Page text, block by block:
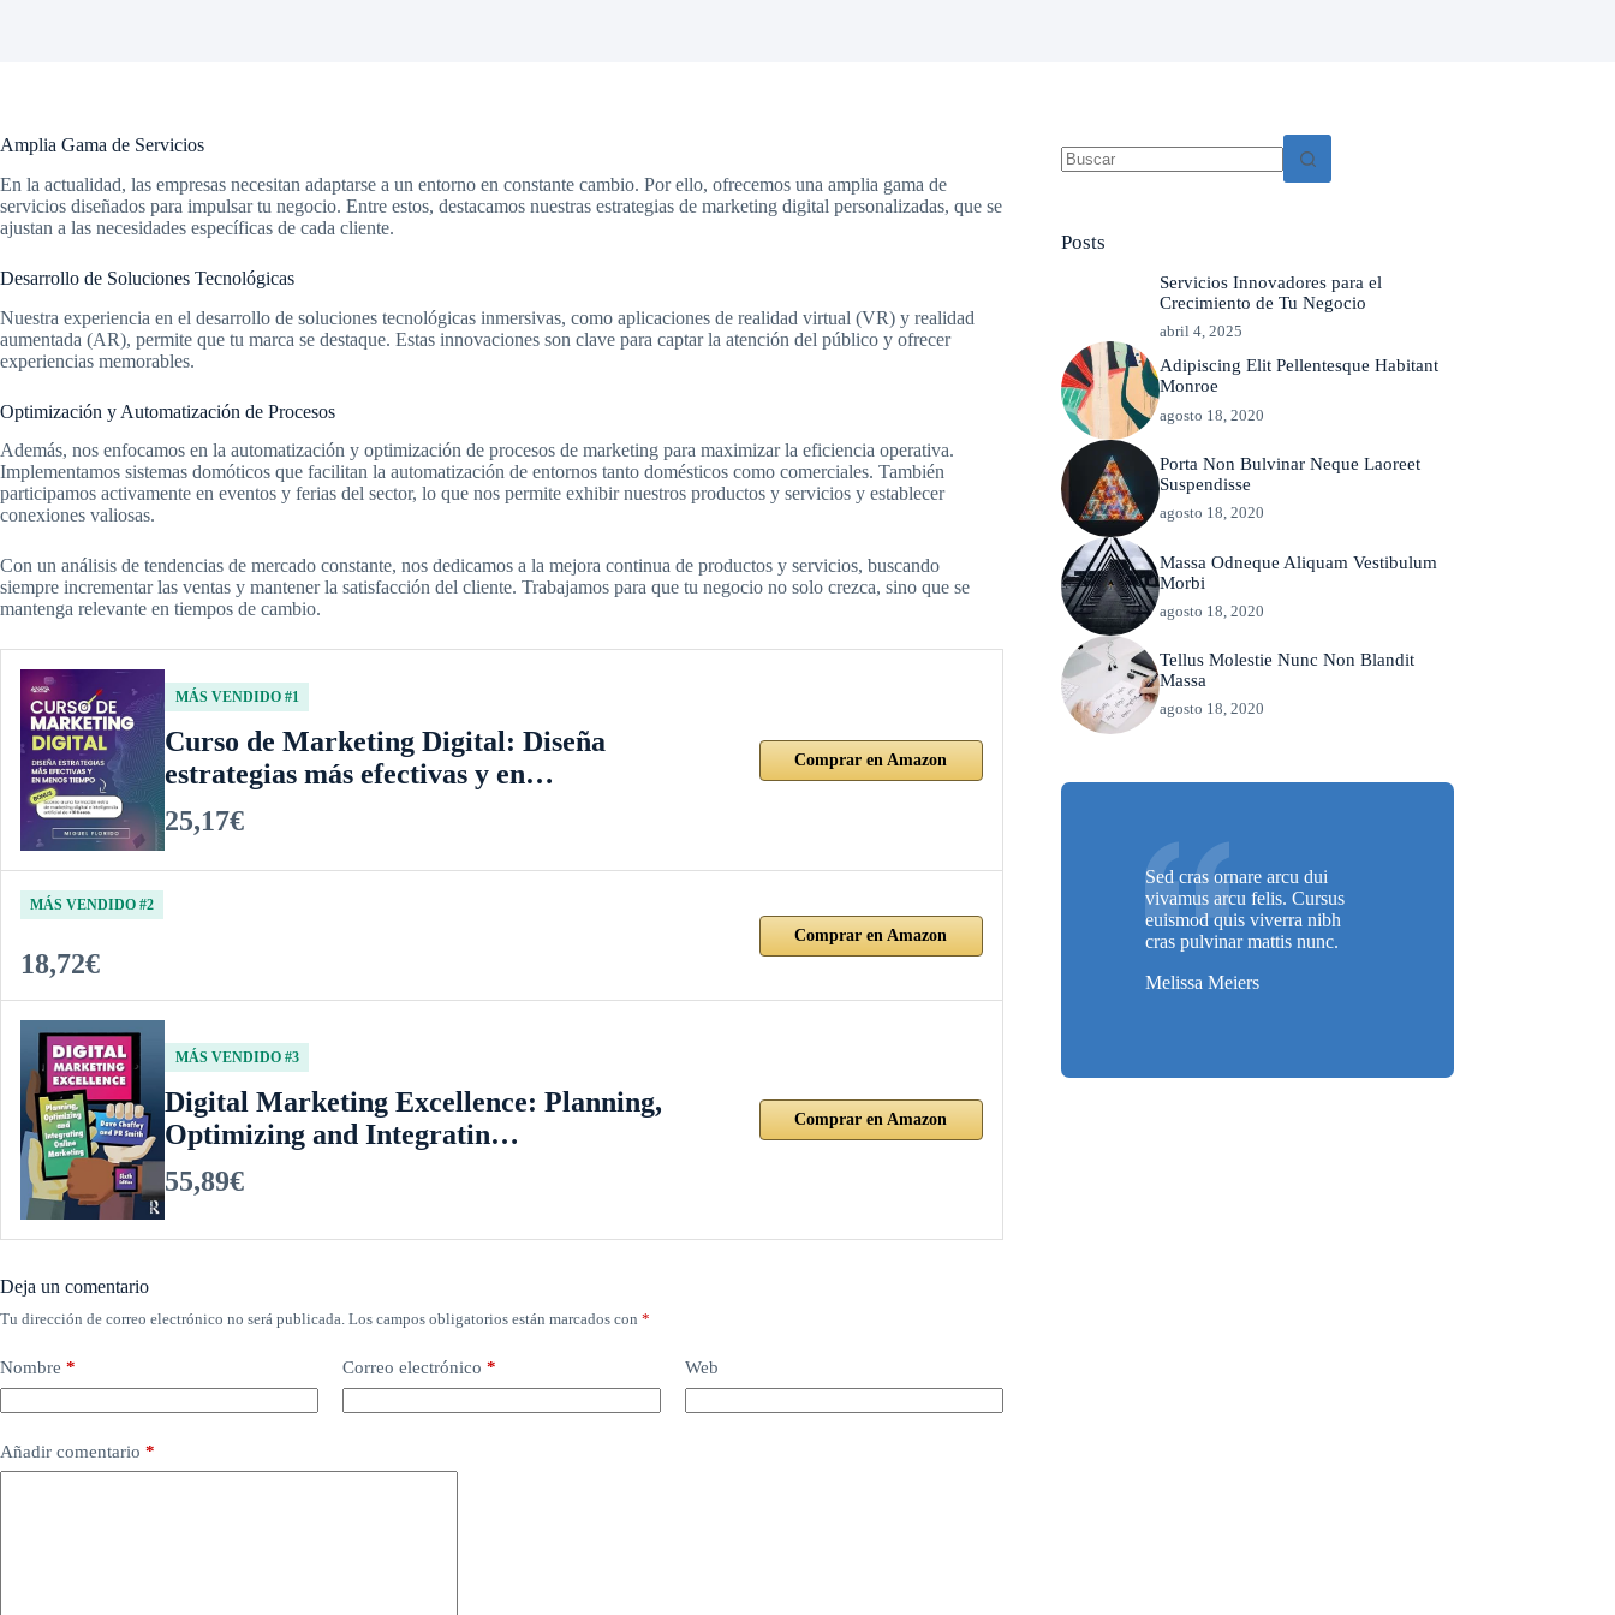
Amplia Gama de Servicios
En la actualidad, las empresas necesitan adaptarse a un entorno en constante cambio. Por ello, ofrecemos una amplia gama de
servicios diseñados para impulsar tu negocio. Entre estos, destacamos nuestras estrategias de marketing digital personalizadas, que se
ajustan a las necesidades específicas de cada cliente.
Desarrollo de Soluciones Tecnológicas
Nuestra experiencia en el desarrollo de soluciones tecnológicas inmersivas, como aplicaciones de realidad virtual (VR) y realidad
aumentada (AR), permite que tu marca se destaque. Estas innovaciones son clave para captar la atención del público y ofrecer
experiencias memorables.
Optimización y Automatización de Procesos
Además, nos enfocamos en la automatización y optimización de procesos de marketing para maximizar la eficiencia operativa.
Implementamos sistemas domóticos que facilitan la automatización de entornos tanto domésticos como comerciales. También
participamos activamente en eventos y ferias del sector, lo que nos permite exhibir nuestros productos y servicios y establecer
conexiones valiosas.
Con un análisis de tendencias de mercado constante, nos dedicamos a la mejora continua de productos y servicios, buscando
siempre incrementar las ventas y mantener la satisfacción del cliente. Trabajamos para que tu negocio no solo crezca, sino que se
mantenga relevante en tiempos de cambio.
MÁS VENDIDO #1
Curso de Marketing Digital: Diseña
estrategias más efectivas y en…
25,17€
Comprar en Amazon
MÁS VENDIDO #2
18,72€
Comprar en Amazon
MÁS VENDIDO #3
Digital Marketing Excellence: Planning,
Optimizing and Integratin…
55,89€
Comprar en Amazon
Deja un comentario
Tu dirección de correo electrónico no será publicada. Los campos obligatorios están marcados con *
Nombre * Correo electrónico * Web
Añadir comentario *
Posts
Servicios Innovadores para el
Crecimiento de Tu Negocio
abril 4, 2025
Adipiscing Elit Pellentesque Habitant
Monroe
agosto 18, 2020
Porta Non Bulvinar Neque Laoreet
Suspendisse
agosto 18, 2020
Massa Odneque Aliquam Vestibulum
Morbi
agosto 18, 2020
Tellus Molestie Nunc Non Blandit
Massa
agosto 18, 2020
Sed cras ornare arcu dui
vivamus arcu felis. Cursus
euismod quis viverra nibh
cras pulvinar mattis nunc.
Melissa Meiers